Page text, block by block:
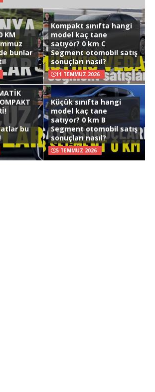
KM
bunlar
Kompakt sınıfta hangi
model kaç tane
satıyor? 0 km C
Segment otomobil satış
sonuçları nasıl?
11 TEMMUZ 2026
bu
Küçük sınıfta hangi
model kaç tane
satıyor? 0 km B
Segment otomobil satış
sonuçları nasıl?
5 TEMMUZ 2026